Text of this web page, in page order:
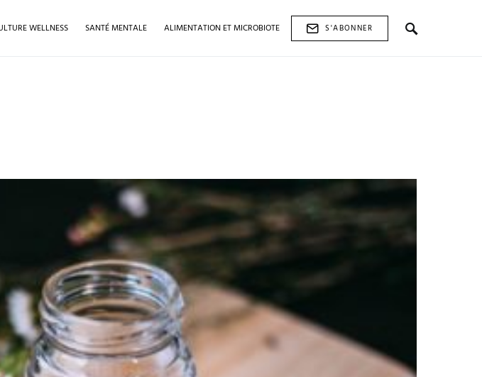
WELLNESS SANTÉ MENTALE ALIMENTATION ET MICROBIOTE
S'ABONNER